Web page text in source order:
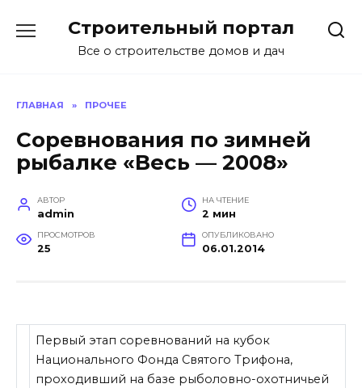
содержанию
Строительный портал
Все о строительстве домов и дач
ГЛАВНАЯ » ПРОЧЕЕ
Соревнования по зимней
рыбалке «Весь — 2008»
АВТОР
admin
НА ЧТЕНИЕ
2 мин
ПРОСМОТРОВ
25
ОПУБЛИКОВАНО
06.01.2014
Первый этап соревнований на кубок
Национального Фонда Святого Трифона,
проходивший на базе рыболовно-охотничьей